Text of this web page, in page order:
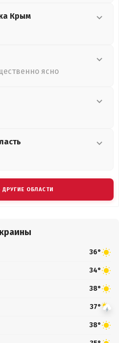
Крым
ясно
ДРУГИЕ ОБЛАСТИ
36°
34°
38°
37°
38°